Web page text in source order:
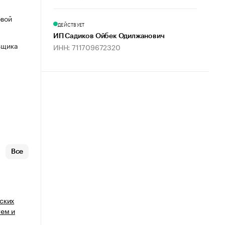
Все
и
ДЕЙСТВУЕТ
ИП Садиков Ойбек Одилжанович
ИНН: 711709672320